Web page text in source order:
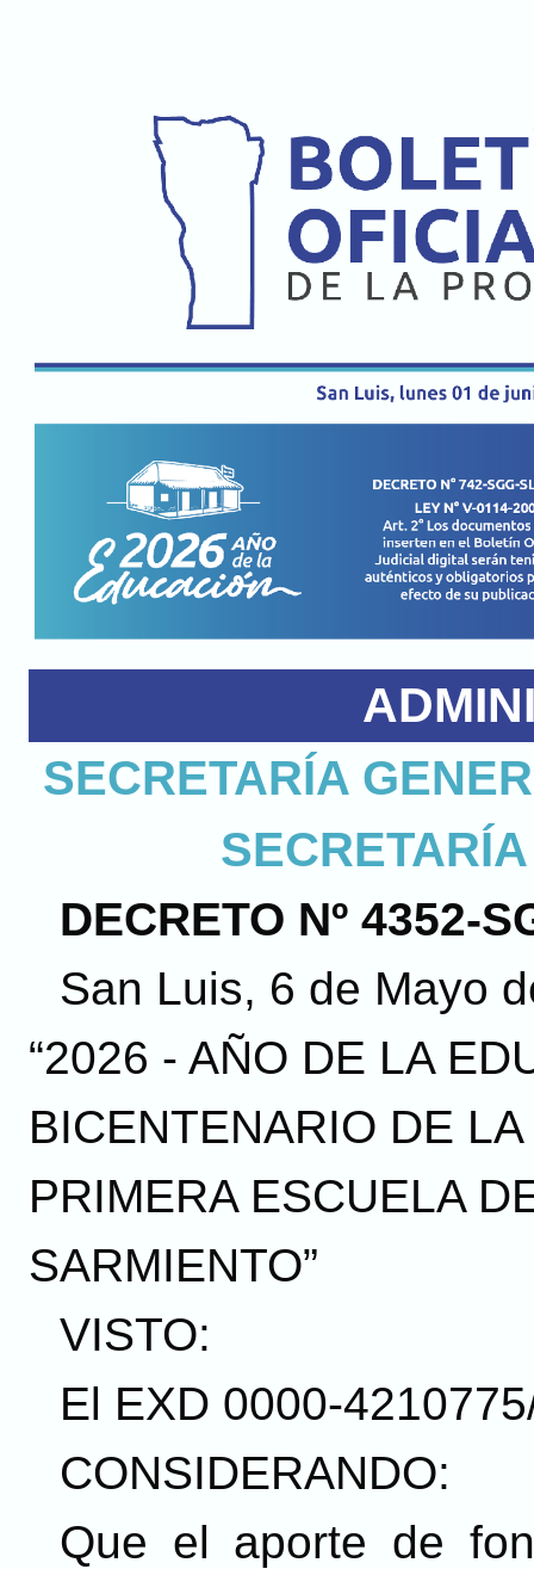
SECRETARÍA
DECRETO Nº 4352-
San Luis, 6 de Mayo
“2026 - AÑO DE LA
BICENTENARIO DE
PRIMERA ESCUELA
SARMIENTO”
VISTO:
El EXD 0000-
CONSIDERANDO:
Que el aporte de